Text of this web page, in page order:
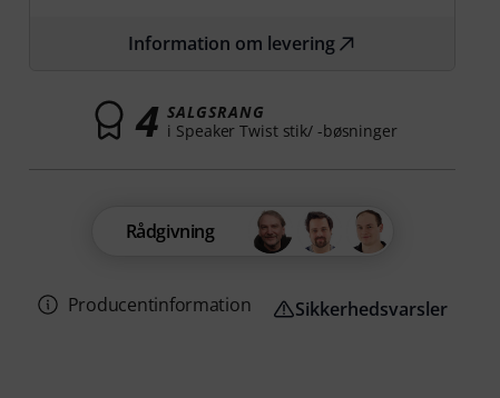
Information om levering
4 SALGSRANG
i Speaker Twist stik/ -bøsninger
Rådgivning
Producentinformation Sikkerhedsvarsler